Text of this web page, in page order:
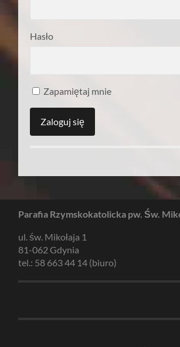
Hasło
Zapamiętaj mnie
Parafia Rzymskokatolicka pw. Św.
ul. św. Mikołaja 1
81-062 Gdynia
tel.: 58 663 44 14 (biuro)